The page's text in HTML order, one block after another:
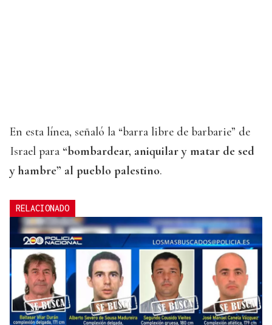
En esta línea, señaló la “barra libre de barbarie” de
Israel para “bombardear, aniquilar y matar de sed
y hambre” al pueblo palestino.
RELACIONADO